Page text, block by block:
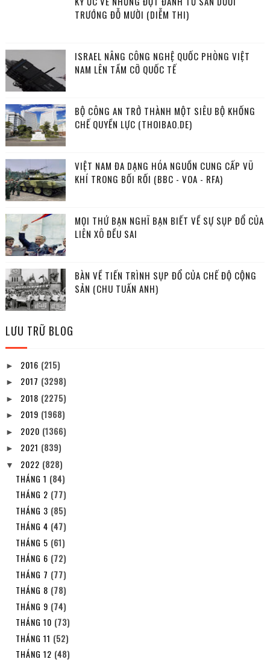
TRƯỚNG ĐỖ MƯỜI (DIỄM THI)
ISRAEL NÂNG CÔNG NGHỆ QUỐC PHÒNG VIỆT
NAM LÊN TẦM CỠ QUỐC TẾ
BỘ CÔNG AN TRỞ THÀNH MỘT SIÊU BỘ KHỐNG
CHẾ QUYỀN LỰC (THOIBAO.DE)
VIỆT NAM ĐA DẠNG HÓA NGUỒN CUNG CẤP VŨ
KHÍ TRONG BỐI RỐI (BBC - VOA - RFA)
MỌI THỨ BẠN NGHĨ BẠN BIẾT VỀ SỰ SỤP ĐỔ CỦA
LIÊN XÔ ĐỀU SAI
BÀN VỀ TIẾN TRÌNH SỤP ĐỔ CỦA CHẾ ĐỘ CỘNG
SẢN (CHU TUẤN ANH)
LƯU TRỮ BLOG
► 2016 (215)
► 2017 (3298)
► 2018 (2275)
► 2019 (1968)
► 2020 (1366)
► 2021 (839)
▼ 2022 (828)
THÁNG 1 (84)
THÁNG 2 (77)
THÁNG 3 (85)
THÁNG 4 (47)
THÁNG 5 (61)
THÁNG 6 (72)
THÁNG 7 (77)
THÁNG 8 (78)
THÁNG 9 (74)
THÁNG 10 (73)
THÁNG 11 (52)
THÁNG 12 (48)